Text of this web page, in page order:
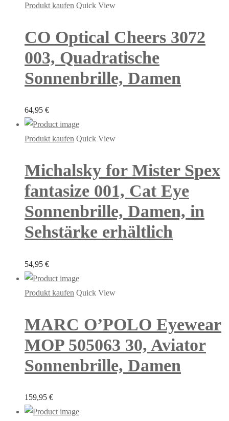
Produkt kaufen Quick View
CO Optical Cheers 3072
003, Quadratische
Sonnenbrille, Damen
64,95 €
Produkt kaufen Quick View
Michalsky for Mister Spex
fantasize 001, Cat Eye
Sonnenbrille, Damen, in
Sehstärke erhältlich
54,95 €
Produkt kaufen Quick View
MARC O’POLO Eyewear
MOP 505063 30, Aviator
Sonnenbrille, Damen
159,95 €